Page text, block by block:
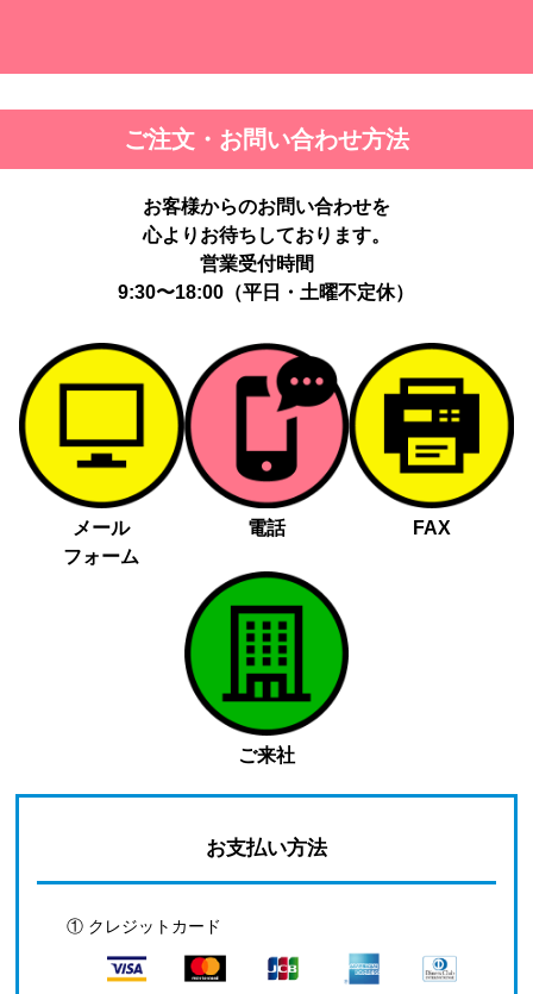
ご注文・お問い合わせ方法
お客様からのお問い合わせを
心よりお待ちしております。
営業受付時間
9:30〜18:00（平日・土曜不定休）
メール
フォーム
電話 FAX
ご来社
お支払い方法
① クレジットカード